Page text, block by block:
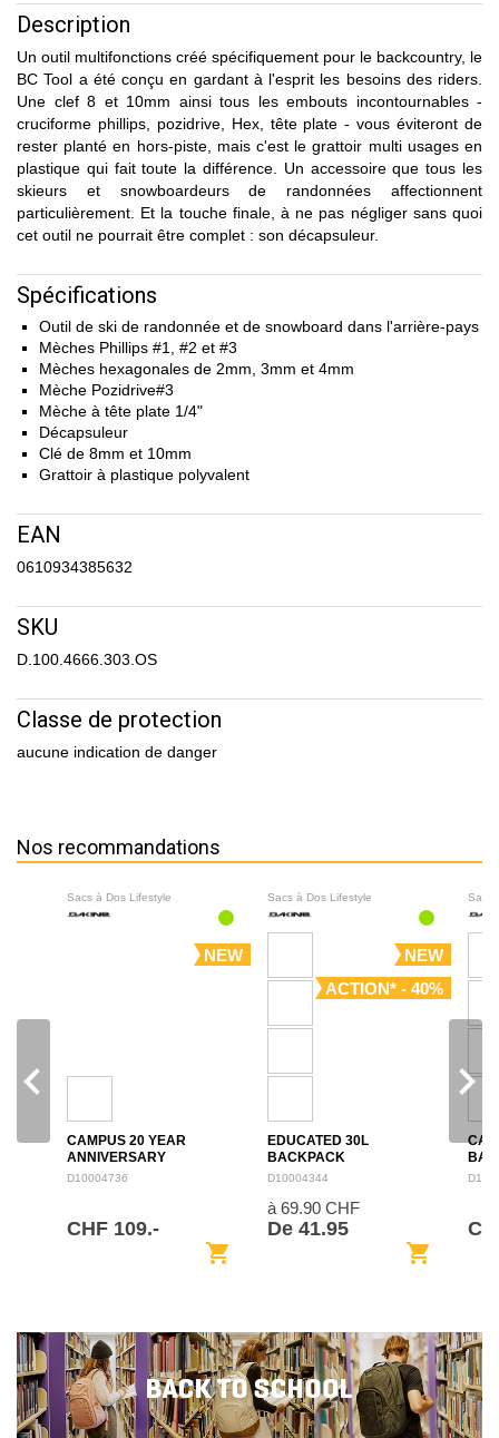
Description
Un outil multifonctions créé spécifiquement pour le backcountry, le
BC Tool a été conçu en gardant à l'esprit les besoins des riders.
Une clef 8 et 10mm ainsi tous les embouts incontournables -
cruciforme phillips, pozidrive, Hex, tête plate - vous éviteront de
rester planté en hors-piste, mais c'est le grattoir multi usages en
plastique qui fait toute la différence. Un accessoire que tous les
skieurs et snowboardeurs de randonnées affectionnent
particulièrement. Et la touche finale, à ne pas négliger sans quoi
cet outil ne pourrait être complet : son décapsuleur.
Spécifications
Outil de ski de randonnée et de snowboard dans l'arrière-pays
Mèches Phillips #1, #2 et #3
Mèches hexagonales de 2mm, 3mm et 4mm
Mèche Pozidrive#3
Mèche à tête plate 1/4"
Décapsuleur
Clé de 8mm et 10mm
Grattoir à plastique polyvalent
EAN
0610934385632
SKU
D.100.4666.303.OS
Classe de protection
aucune indication de danger
Nos recommandations
Sacs à Dos Lifestyle
NEW
CAMPUS 20 YEAR
ANNIVERSARY
BACKPACK 28L
D10004736
CHF 109.-
shopping_cart
Sacs à Dos Lifestyle
NEW
ACTION* - 40%
EDUCATED 30L
BACKPACK
D10004344
à 69.90 CHF
De 41.95
shopping_cart
Sacs
navigate_before navigate_next